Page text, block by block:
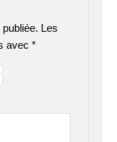
Les
avec*